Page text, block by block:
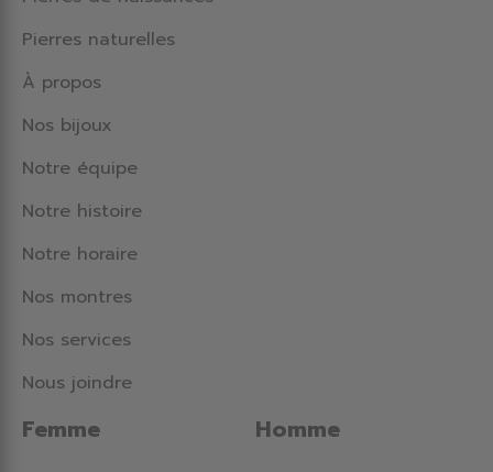
Femme Homme
Pierres naturelles
À propos
Nos bijoux
Notre équipe
Notre histoire
Notre horaire
Nos montres
Nos services
Nous joindre